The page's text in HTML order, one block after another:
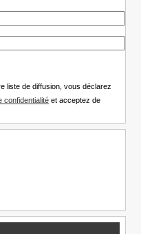
liste de diffusion, vous déclarez
confidentialité et acceptez de